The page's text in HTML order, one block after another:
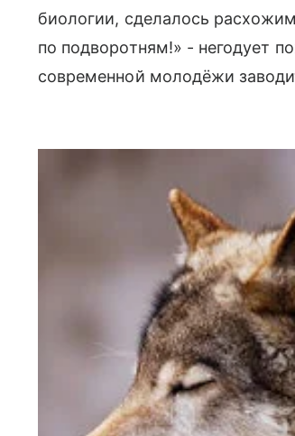
биологии, сделалось
по подворотням!» - негодует
современной молодёжи